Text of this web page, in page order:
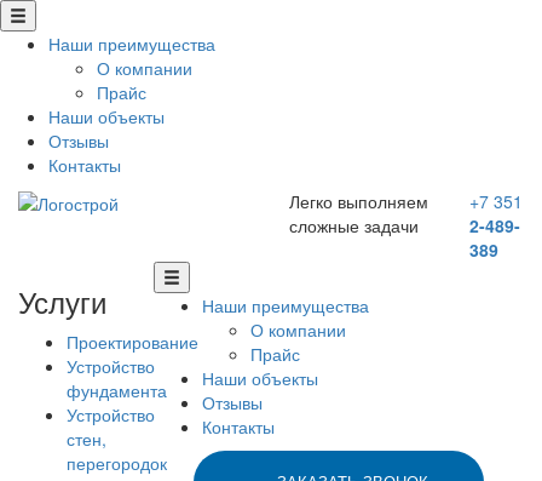
Наши преимущества
О компании
Прайс
Наши объекты
Отзывы
Контакты
Легко выполняем
сложные задачи
+7 351
2-489-
389
Услуги
Проектирование
Устройство
фундамента
Устройство
стен,
перегородок
Наши преимущества
О компании
Прайс
Наши объекты
Отзывы
Контакты